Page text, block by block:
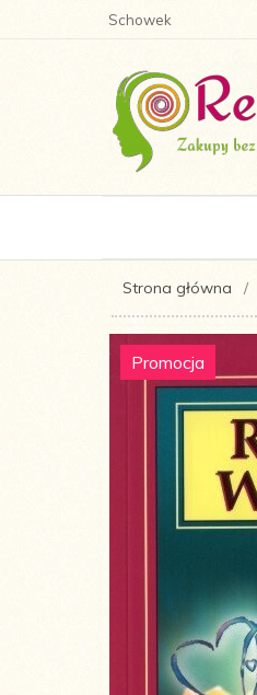
Schowek
Strona główna
Promocja